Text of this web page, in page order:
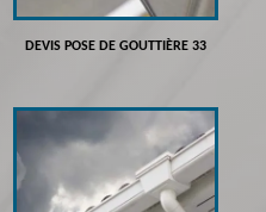
DEVIS POSE DE GOUTTIÈRE 33